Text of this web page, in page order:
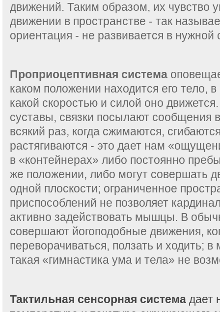
движений. Таким образом, их чувство
движении в пространстве - так
ориентация - не развивается в нужной
Проприоцептивная система
каком положении находится его тело,
какой скоростью и силой оно
суставы, связки посылают сообщения
всякий раз, когда сжимаются,
растягиваются - это дает нам
в «контейнерах» либо постоянно
же положении, либо могут совершать
одной плоскости; ограниченное
приспособлений не позволяет
активно задействовать мышцы. В
совершают йогоподобные движения,
переворачиваться, ползать и ходить;
такая «гимнастика ума и тела» не
Тактильная сенсорная система дает